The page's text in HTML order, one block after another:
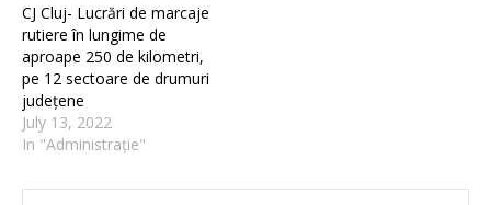
CJ Cluj- Lucrări de marcaje
rutiere în lungime de
aproape 250 de kilometri,
pe 12 sectoare de drumuri
județene
July 13, 2022
In "Administrație"